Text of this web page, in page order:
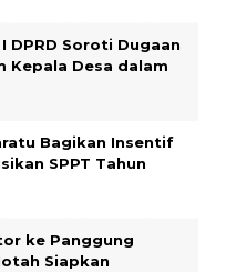
DPRD Soroti Dugaan
Kepala Desa dalam
Bagikan Insentif
SPPT Tahun
ke Panggung
Siapkan